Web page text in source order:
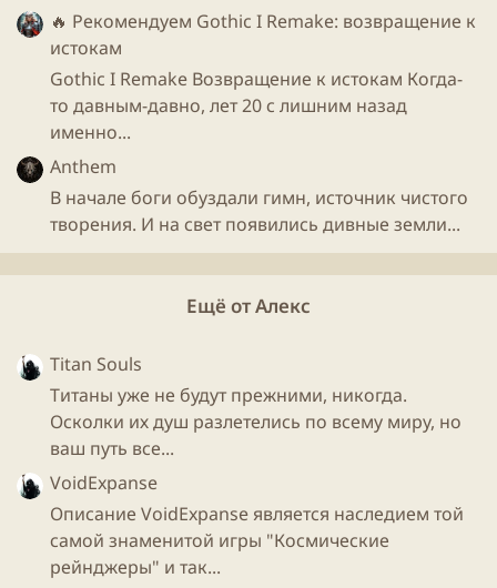
🔥 Рекомендуем Gothic I Remake: возвращение к
истокам
Gothic I Remake Возвращение к истокам Когда-
то давным-давно, лет 20 с лишним назад
именно...
Anthem
В начале боги обуздали гимн, источник чистого
творения. И на свет появились дивные земли...
Ещё от Алекс
Titan Souls
Титаны уже не будут прежними, никогда.
Осколки их душ разлетелись по всему миру, но
ваш путь все...
VoidExpanse
Описание VoidExpanse является наследием той
самой знаменитой игры "Космические
рейнджеры" и так...